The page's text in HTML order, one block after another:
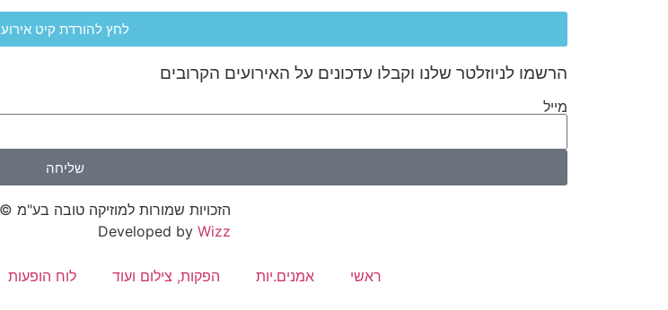
לחץ להורדת קיט אירוע
הרשמו לניוזלטר שלנו וקבלו עדכונים על האירועים הקרובים
מייל
שליחה
Developed byWizz
ראשי אמנים.יות הפקות, צילום ועוד לוח הופעות